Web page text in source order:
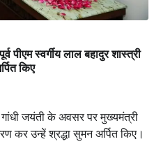
पीएम स्वर्गीय लाल बहादुर शास्त्री
किए
जयंती के अवसर पर मुख्यमंत्री
कर उन्हें श्रद्धा सुमन अर्पित किए।